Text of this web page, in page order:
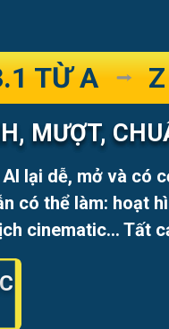
TỪ A Z
MƯỢT,
lại dễ, mở và có
có thể làm: hoạt
cinematic… Tất